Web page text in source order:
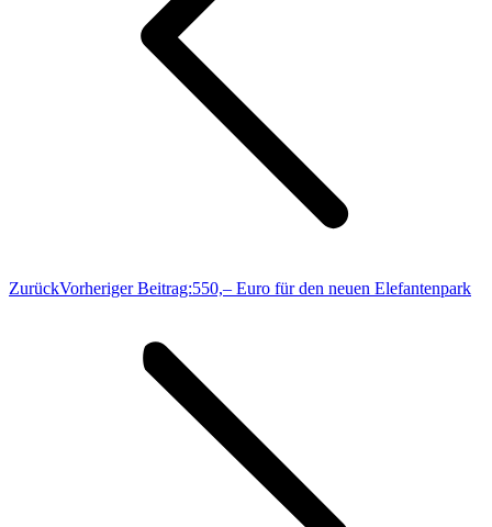
ZurückVorheriger Beitrag:550,– Euro für den neuen Elefantenpark